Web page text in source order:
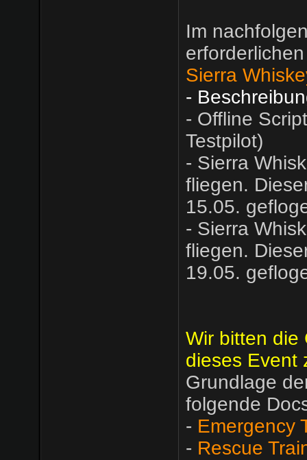
Im
Sierra
-
- Offline
Testpilot)
- Sierra
fliegen.
15.05.
- Sierra
fliegen.
19.05.
Wir bitten die
dieses Event
Grundlage
folgende
- Emergency
- Rescue